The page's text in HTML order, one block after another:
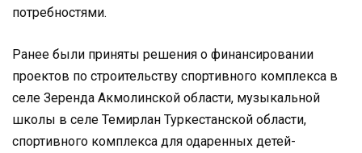
потребностями.
Ранее были приняты решения о финансировании
проектов по строительству спортивного комплекса в
селе Зеренда Акмолинской области, музыкальной
школы в селе Темирлан Туркестанской области,
спортивного комплекса для одаренных детей-